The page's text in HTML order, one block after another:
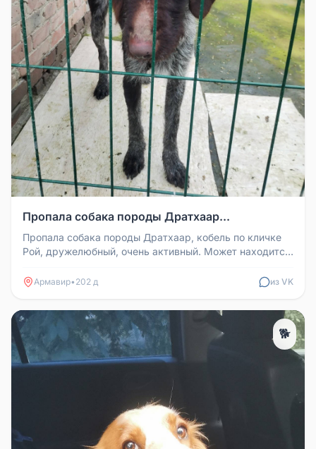
Пропала собака породы Дратхаар...
Пропала собака породы Дратхаар, кобель по кличке
Рой, дружелюбный, очень активный. Может находится
Армавир• 202 д из VK
🐕